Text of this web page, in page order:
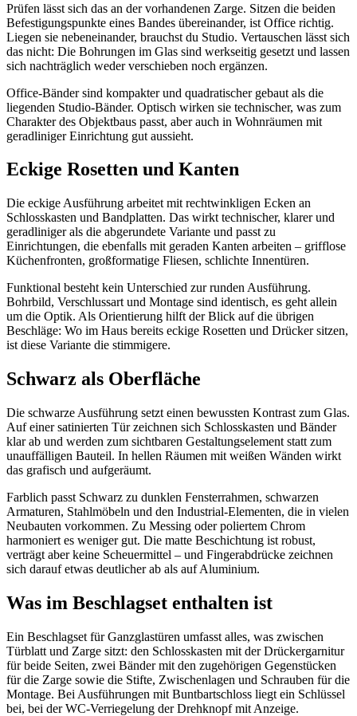
Prüfen lässt sich das an der vorhandenen Zarge. Sitzen die beiden
Befestigungspunkte eines Bandes übereinander, ist Office richtig.
Liegen sie nebeneinander, brauchst du Studio. Vertauschen lässt sich
das nicht: Die Bohrungen im Glas sind werkseitig gesetzt und lassen
sich nachträglich weder verschieben noch ergänzen.
Office-Bänder sind kompakter und quadratischer gebaut als die
liegenden Studio-Bänder. Optisch wirken sie technischer, was zum
Charakter des Objektbaus passt, aber auch in Wohnräumen mit
geradliniger Einrichtung gut aussieht.
Eckige Rosetten und Kanten
Die eckige Ausführung arbeitet mit rechtwinkligen Ecken an
Schlosskasten und Bandplatten. Das wirkt technischer, klarer und
geradliniger als die abgerundete Variante und passt zu
Einrichtungen, die ebenfalls mit geraden Kanten arbeiten – grifflose
Küchenfronten, großformatige Fliesen, schlichte Innentüren.
Funktional besteht kein Unterschied zur runden Ausführung.
Bohrbild, Verschlussart und Montage sind identisch, es geht allein
um die Optik. Als Orientierung hilft der Blick auf die übrigen
Beschläge: Wo im Haus bereits eckige Rosetten und Drücker sitzen,
ist diese Variante die stimmigere.
Schwarz als Oberfläche
Die schwarze Ausführung setzt einen bewussten Kontrast zum Glas.
Auf einer satinierten Tür zeichnen sich Schlosskasten und Bänder
klar ab und werden zum sichtbaren Gestaltungselement statt zum
unauffälligen Bauteil. In hellen Räumen mit weißen Wänden wirkt
das grafisch und aufgeräumt.
Farblich passt Schwarz zu dunklen Fensterrahmen, schwarzen
Armaturen, Stahlmöbeln und den Industrial-Elementen, die in vielen
Neubauten vorkommen. Zu Messing oder poliertem Chrom
harmoniert es weniger gut. Die matte Beschichtung ist robust,
verträgt aber keine Scheuermittel – und Fingerabdrücke zeichnen
sich darauf etwas deutlicher ab als auf Aluminium.
Was im Beschlagset enthalten ist
Ein Beschlagset für Ganzglastüren umfasst alles, was zwischen
Türblatt und Zarge sitzt: den Schlosskasten mit der Drückergarnitur
für beide Seiten, zwei Bänder mit den zugehörigen Gegenstücken
für die Zarge sowie die Stifte, Zwischenlagen und Schrauben für die
Montage. Bei Ausführungen mit Buntbartschloss liegt ein Schlüssel
bei, bei der WC-Verriegelung der Drehknopf mit Anzeige.